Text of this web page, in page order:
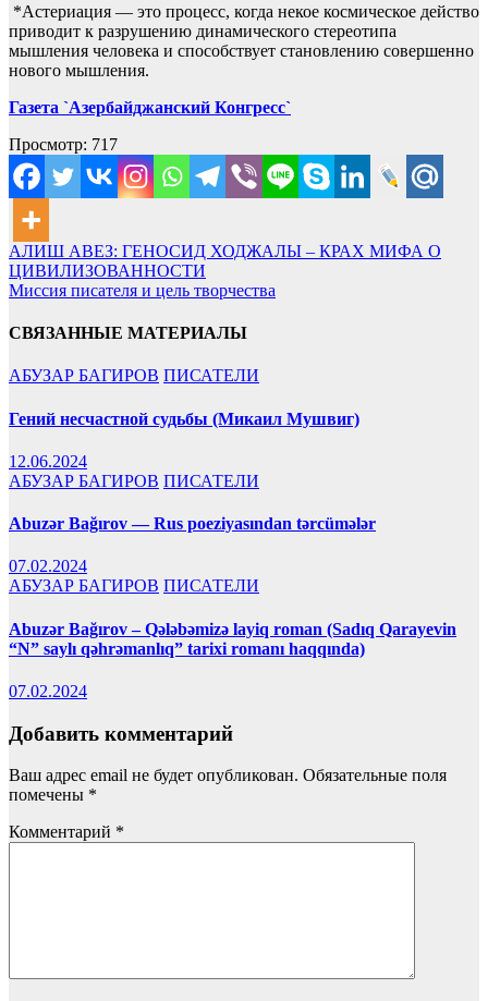
*Астериация — это процесс, когда некое космическое действо
приводит к разрушению динамического стереотипа
мышления человека и способствует становлению совершенно
нового мышления.
Газета `Азербайджанский Конгресс`
Просмотр: 717
Навигация
по
АЛИШ АВЕЗ: ГЕНОСИД ХОДЖАЛЫ – КРАХ МИФА О
ЦИВИЛИЗОВАННОСТИ
Миссия писателя и цель твоpчества
СВЯЗАННЫЕ МАТЕРИАЛЫ
АБУЗАР БАГИРОВ ПИСАТЕЛИ
Гений несчастной судьбы (Микаил Мушвиг)
12.06.2024
АБУЗАР БАГИРОВ ПИСАТЕЛИ
Abuzər Bağırov — Rus poeziyasından tərcümələr
07.02.2024
АБУЗАР БАГИРОВ ПИСАТЕЛИ
Abuzər Bağırov – Qələbəmizə layiq roman (Sadıq Qarayevin
“N” saylı qəhrəmanlıq” tarixi romanı haqqında)
07.02.2024
Добавить комментарий
Ваш адрес email не будет опубликован. Обязательные поля
помечены *
Комментарий *